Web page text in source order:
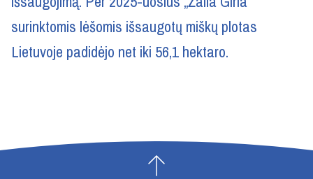
surinktomis lėšomis išsaugotų miškų plotas
Lietuvoje padidėjo net iki 56,1 hektaro.